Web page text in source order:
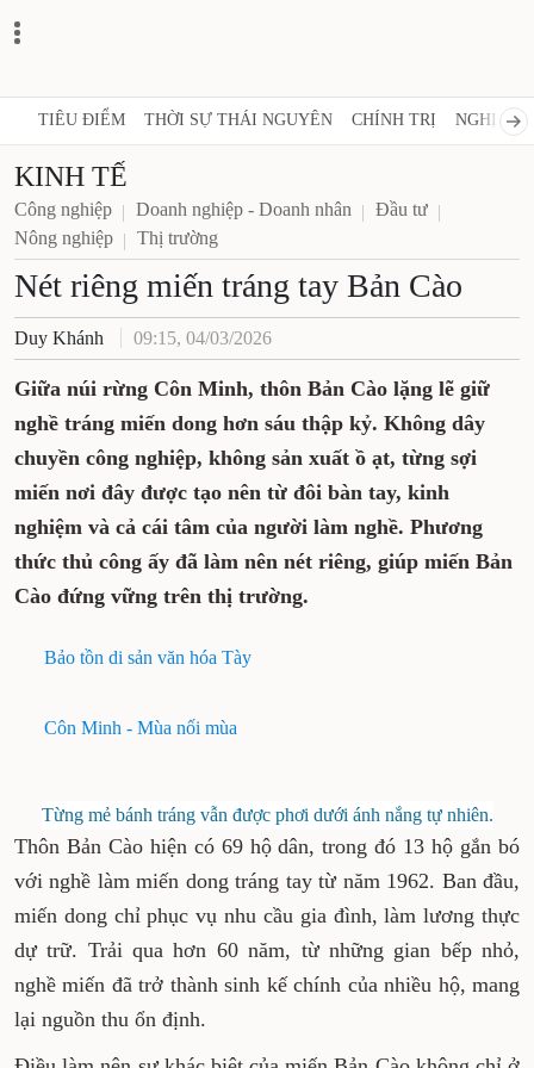
TIÊU ĐIỂM THỜI SỰ THÁI NGUYÊN CHÍNH TRỊ NGHỊ
KINH TẾ
Công nghiệp Doanh nghiệp - Doanh nhân
Đầu tư
Nông nghiệp
Thị trường
Nét riêng miến tráng tay Bản Cào
Duy Khánh 09:15, 04/03/2026
Giữa núi rừng Côn Minh, thôn Bản Cào lặng lẽ giữ
nghề tráng miến dong hơn sáu thập kỷ. Không dây
chuyền công nghiệp, không sản xuất ồ ạt, từng sợi
miến nơi đây được tạo nên từ đôi bàn tay, kinh
nghiệm và cả cái tâm của người làm nghề. Phương
thức thủ công ấy đã làm nên nét riêng, giúp miến Bản
Cào đứng vững trên thị trường.
Bảo tồn di sản văn hóa Tày
Côn Minh - Mùa nối mùa
Từng mẻ bánh tráng vẫn được phơi dưới ánh nắng tự nhiên.
Thôn Bản Cào hiện có 69 hộ dân, trong đó 13 hộ gắn bó
với nghề làm miến dong tráng tay từ năm 1962. Ban đầu,
miến dong chỉ phục vụ nhu cầu gia đình, làm lương thực
dự trữ. Trải qua hơn 60 năm, từ những gian bếp nhỏ,
nghề miến đã trở thành sinh kế chính của nhiều hộ, mang
lại nguồn thu ổn định.